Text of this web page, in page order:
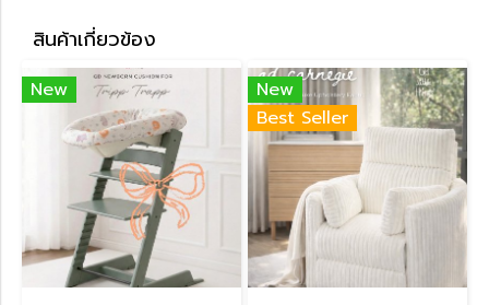
สินค้าเกี่ยวข้อง
New
New
Best Seller